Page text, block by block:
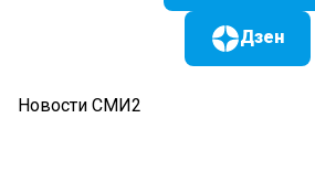
Дзен
Новости СМИ2